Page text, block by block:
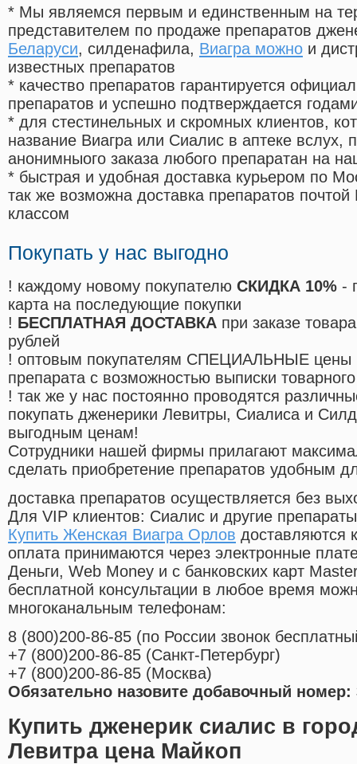
* Мы являемся первым и единственным на
представителем по продаже препаратов
Беларуси, силденафила, Виагра можно и
известных препаратов
* качество препаратов гарантируется
препаратов и успешно подтверждается
* для стестинельных и скромных клиентов,
название Виагра или Сиалис в аптеке вслух,
анонимныого заказа любого препаратан на
* быстрая и удобная доставка курьером по
так же возможна доставка препаратов
классом
Покупать у нас выгодно
! каждому новому покупателю СКИДКА 10% -
карта на последующие покупки
! БЕСПЛАТНАЯ ДОСТАВКА при заказе
рублей
! оптовым покупателям СПЕЦИАЛЬНЫЕ цены
препарата с возможностью выписки
! так же у нас постоянно проводятся
покупать дженерики Левитры, Сиалиса и
выгодным ценам!
Cотрудники нашей фирмы прилагают
сделать приобретение препаратов удобным
доставка препаратов осуществляется без
Для VIP клиентов: Сиалис и другие
Купить Женская Виагра Орлов доставляются
оплата принимаются через электронные
Деньги, Web Money и с банковских карт
бесплатной консультации в любое время
многоканальным телефонам:
8 (800)200-86-85 (по России звонок
+7 (800)200-86-85 (Санкт-Петербург)
+7 (800)200-86-85 (Москва)
Обязательно назовите добавочный номер:
Купить дженерик сиалис в
Левитра цена Майкоп